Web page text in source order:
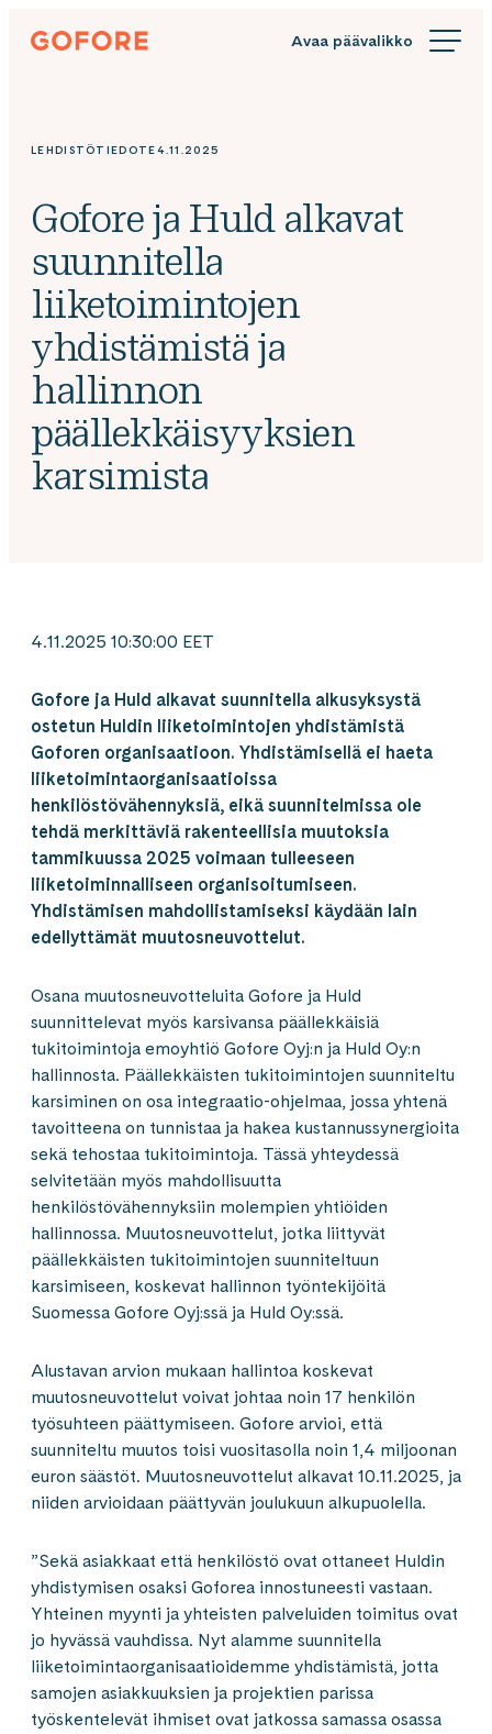
Siirry
suoraan
Gofore
knowledge
LEHDISTÖTIEDOTE4.11.2025
Gofore ja Huld alkavat
suunnitella
liiketoimintojen
yhdistämistä ja
hallinnon
päällekkäisyyksien
karsimista
4.11.2025 10:30:00 EET
Gofore ja Huld alkavat suunnitella alkusyksystä
ostetun Huldin liiketoimintojen yhdistämistä
Goforen organisaatioon. Yhdistämisellä ei haeta
liiketoimintaorganisaatioissa
henkilöstövähennyksiä, eikä suunnitelmissa ole
tehdä merkittäviä rakenteellisia muutoksia
tammikuussa 2025 voimaan tulleeseen
liiketoiminnalliseen organisoitumiseen.
Yhdistämisen mahdollistamiseksi käydään lain
edellyttämät muutosneuvottelut.
Osana muutosneuvotteluita Gofore ja Huld
suunnittelevat myös karsivansa päällekkäisiä
tukitoimintoja emoyhtiö Gofore Oyj:n ja Huld Oy:n
hallinnosta. Päällekkäisten tukitoimintojen suunniteltu
karsiminen on osa integraatio-ohjelmaa, jossa yhtenä
tavoitteena on tunnistaa ja hakea kustannussynergioita
sekä tehostaa tukitoimintoja. Tässä yhteydessä
selvitetään myös mahdollisuutta
henkilöstövähennyksiin molempien yhtiöiden
hallinnossa. Muutosneuvottelut, jotka liittyvät
päällekkäisten tukitoimintojen suunniteltuun
karsimiseen, koskevat hallinnon työntekijöitä
Suomessa Gofore Oyj:ssä ja Huld Oy:ssä.
Alustavan arvion mukaan hallintoa koskevat
muutosneuvottelut voivat johtaa noin 17 henkilön
työsuhteen päättymiseen. Gofore arvioi, että
suunniteltu muutos toisi vuositasolla noin 1,4 miljoonan
euron säästöt. Muutosneuvottelut alkavat 10.11.2025, ja
niiden arvioidaan päättyvän joulukuun alkupuolella.
”Sekä asiakkaat että henkilöstö ovat ottaneet Huldin
yhdistymisen osaksi Goforea innostuneesti vastaan.
Yhteinen myynti ja yhteisten palveluiden toimitus ovat
jo hyvässä vauhdissa. Nyt alamme suunnitella
liiketoimintaorganisaatioidemme yhdistämistä, jotta
samojen asiakkuuksien ja projektien parissa
työskentelevät ihmiset ovat jatkossa samassa osassa